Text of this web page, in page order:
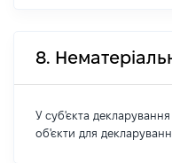
8.
У суб'єкта декларування
об'єкти для